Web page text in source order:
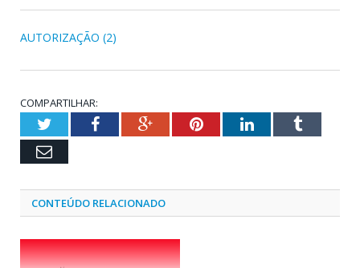
AUTORIZAÇÃO (2)
COMPARTILHAR:
TwitterFacebookGoogle+PinterestLinkedInTumblr
Email
CONTEÚDO RELACIONADO